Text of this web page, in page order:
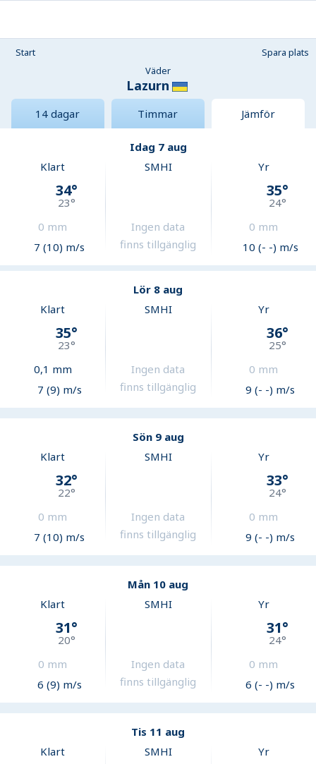
Start
Spara plats
Väder
Lazurn
14 dagar Timmar Jämför
Idag 7 aug
Klart
34°
23°
0 mm
7 (10) m/s
SMHI
Ingen data
finns tillgänglig
Yr
35°
24°
0 mm
10 (- -) m/s
Lör 8 aug
Klart
35°
23°
0,1 mm
7 (9) m/s
SMHI
Ingen data
finns tillgänglig
Yr
36°
25°
0 mm
9 (- -) m/s
Sön 9 aug
Klart
32°
22°
0 mm
7 (10) m/s
SMHI
Ingen data
finns tillgänglig
Yr
33°
24°
0 mm
9 (- -) m/s
Mån 10 aug
Klart
31°
20°
0 mm
6 (9) m/s
SMHI
Ingen data
finns tillgänglig
Yr
31°
24°
0 mm
6 (- -) m/s
Tis 11 aug
Klart
SMHI Yr